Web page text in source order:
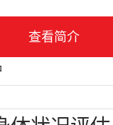
查看简介